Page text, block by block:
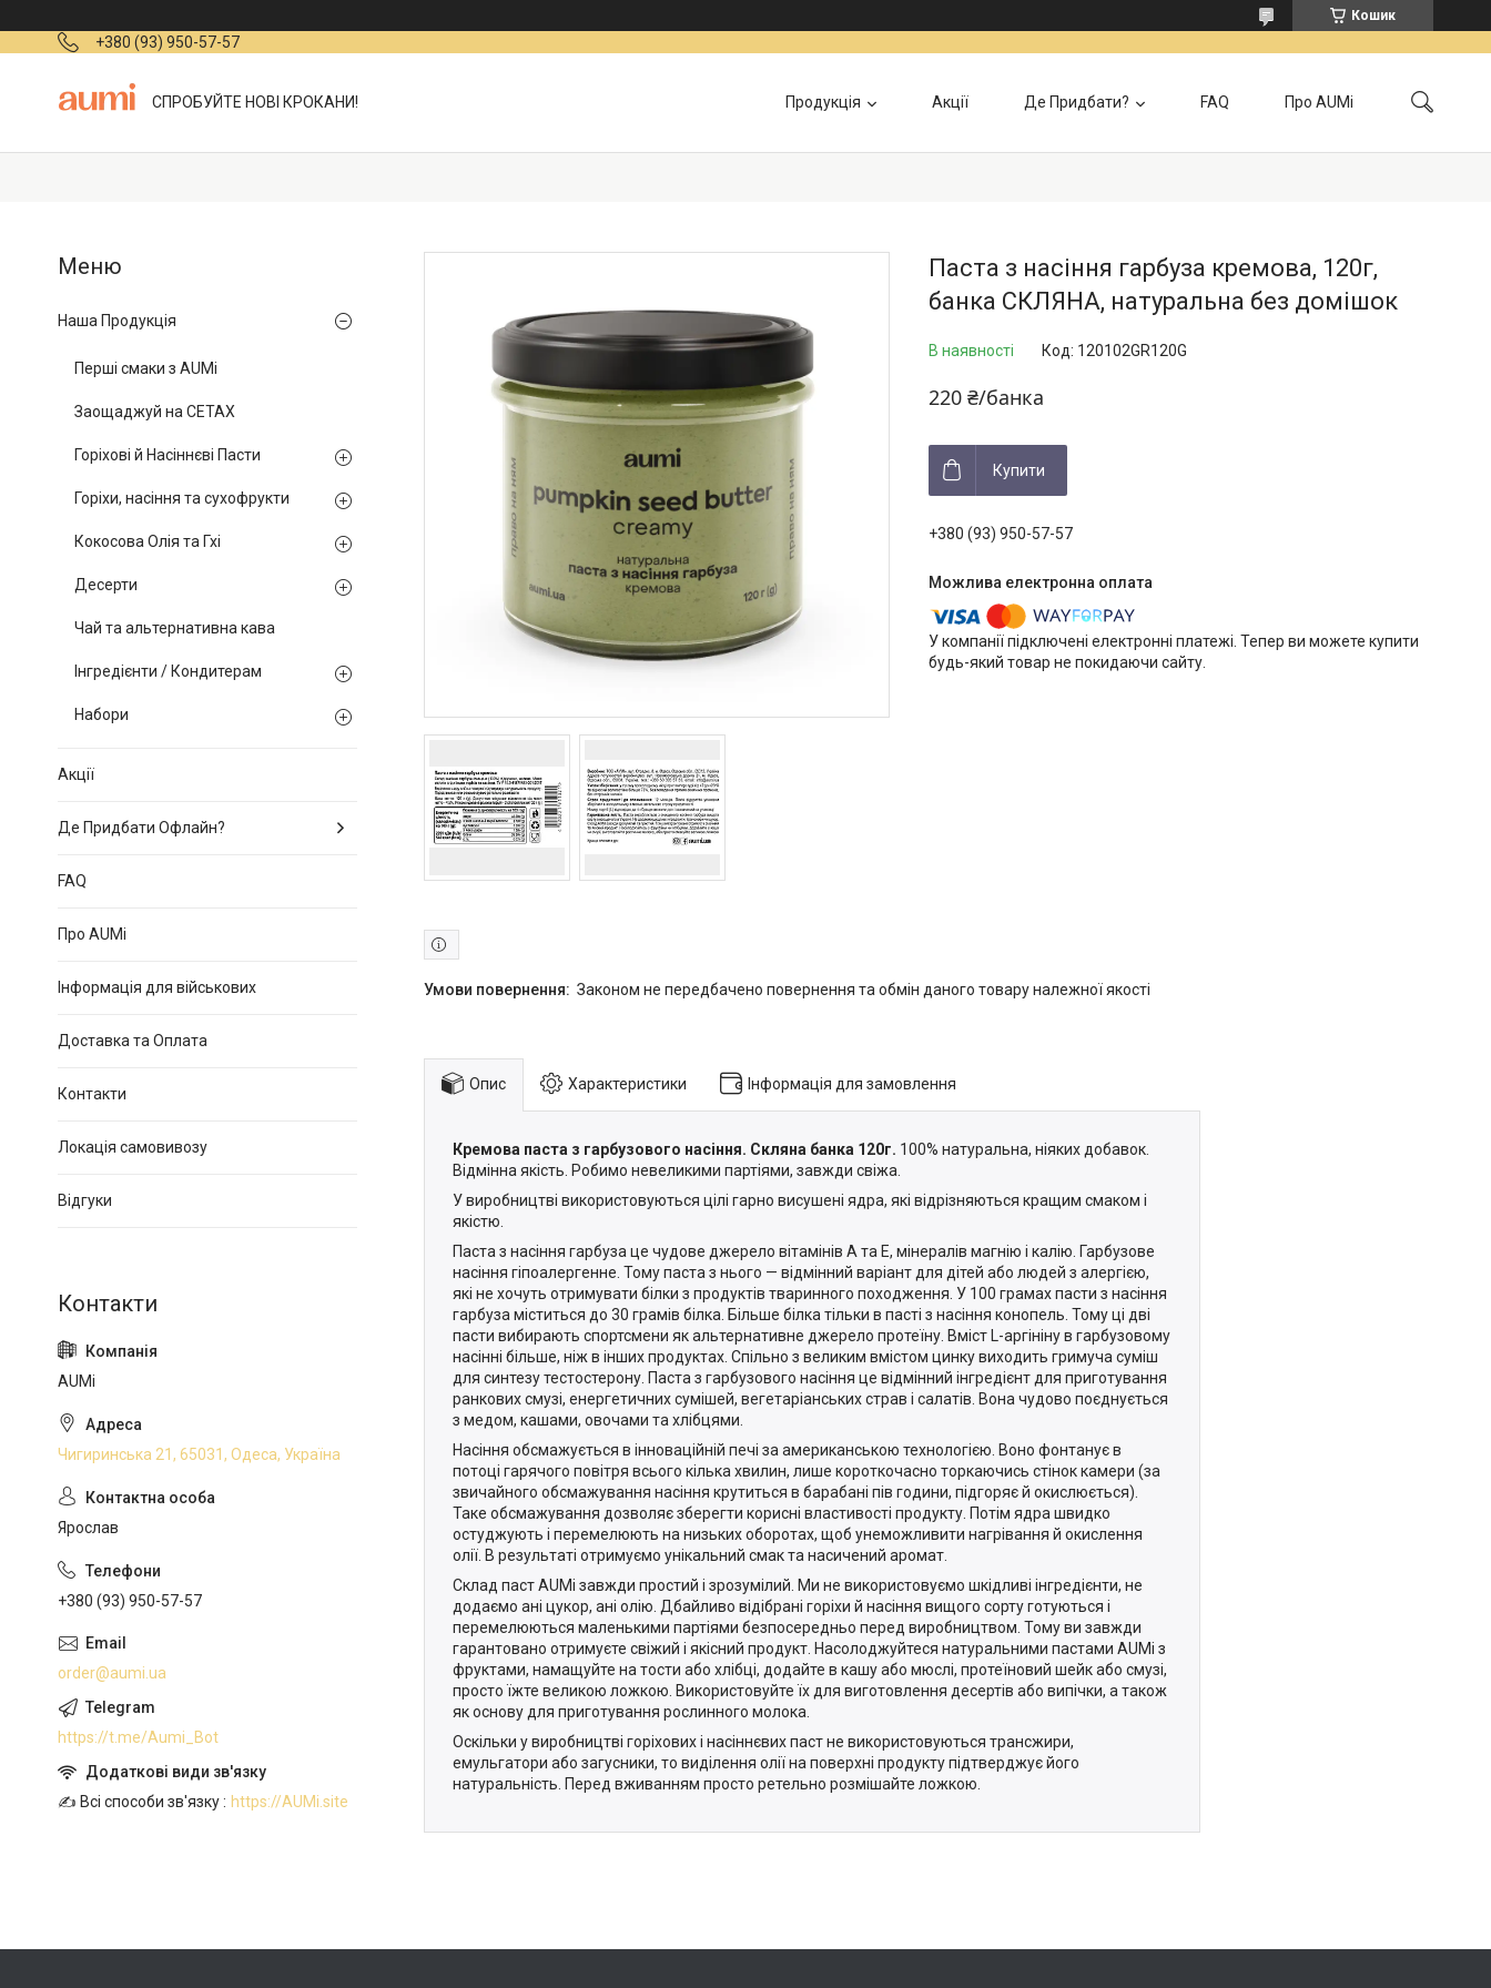
Кошик
+380 (93) 950-57-57
СПРОБУЙТЕ НОВІ КРОКАНИ! Продукція Акції Де Придбати? FAQ Про AUMi
Головна
Паста з насіння гарбуза кремова, 120г,
банка СКЛЯНА, натуральна без домішок
В наявності Код: 120102GR120G
220 ₴/банка
Купити
+380 (93) 950-57-57
У компанії підключені електронні платежі. Тепер ви можете купити
будь-який товар не покидаючи сайту.
Законом не передбачено повернення та обмін даного товару належної якості
Опис Характеристики Інформація для замовлення
Кремова паста з гарбузового насіння. Скляна банка 120г. 100% натуральна, ніяких добавок.
Відмінна якість. Робимо невеликими партіями, завжди свіжа.
У виробництві використовуються цілі гарно висушені ядра, які відрізняються кращим смаком і
якістю.
Паста з насіння гарбуза це чудове джерело вітамінів А та Е, мінералів магнію і калію. Гарбузове
насіння гіпоалергенне. Тому паста з нього — відмінний варіант для дітей або людей з алергією,
які не хочуть отримувати білки з продуктів тваринного походження. У 100 грамах пасти з насіння
гарбуза міститься до 30 грамів білка. Більше білка тільки в пасті з насіння конопель. Тому ці дві
пасти вибирають спортсмени як альтернативне джерело протеїну. Вміст L-аргініну в гарбузовому
насінні більше, ніж в інших продуктах. Спільно з великим вмістом цинку виходить гримуча суміш
для синтезу тестостерону. Паста з гарбузового насіння це відмінний інгредієнт для приготування
ранкових смузі, енергетичних сумішей, вегетаріанських страв і салатів. Вона чудово поєднується
з медом, кашами, овочами та хлібцями.
Насіння обсмажується в інноваційній печі за американською технологією. Воно фонтанує в
потоці гарячого повітря всього кілька хвилин, лише короткочасно торкаючись стінок камери (за
звичайного обсмажування насіння крутиться в барабані пів години, підгоряє й окислюється).
Таке обсмажування дозволяє зберегти корисні властивості продукту. Потім ядра швидко
остуджують і перемелюють на низьких оборотах, щоб унеможливити нагрівання й окислення
олії. В результаті отримуємо унікальний смак та насичений аромат.
Склад паст AUMі завжди простий і зрозумілий. Ми не використовуємо шкідливі інгредієнти, не
додаємо ані цукор, ані олію. Дбайливо відібрані горіхи й насіння вищого сорту готуються і
перемелюються маленькими партіями безпосередньо перед виробництвом. Тому ви завжди
гарантовано отримуєте свіжий і якісний продукт. Насолоджуйтеся натуральними пастами AUMі з
фруктами, намащуйте на тости або хлібці, додайте в кашу або мюслі, протеїновий шейк або смузі,
просто їжте великою ложкою. Використовуйте їх для виготовлення десертів або випічки, а також
як основу для приготування рослинного молока.
Оскільки у виробництві горіхових і насіннєвих паст не використовуються трансжири,
емульгатори або загусники, то виділення олії на поверхні продукту підтверджує його
натуральність. Перед вживанням просто ретельно розмішайте ложкою.
Наша Продукція
Перші смаки з AUMi
Заощаджуй на СЕТАХ
Горіхові й Насіннєві Пасти
Горіхи, насіння та сухофрукти
Кокосова Олія та Гхі
Десерти
Чай та альтернативна кава
Інгредієнти / Кондитерам
Набори
Акції
Де Придбати Офлайн?
FAQ
Про AUMi
Інформація для військових
Доставка та Оплата
Контакти
Локація самовивозу
Відгуки
AUMi
Чигиринська 21, 65031, Одеса, Україна
Ярослав
+380 (93) 950-57-57
order@aumi.ua
https://t.me/Aumi_Bot
✍️ Всі способи зв'язку https://AUMi.site